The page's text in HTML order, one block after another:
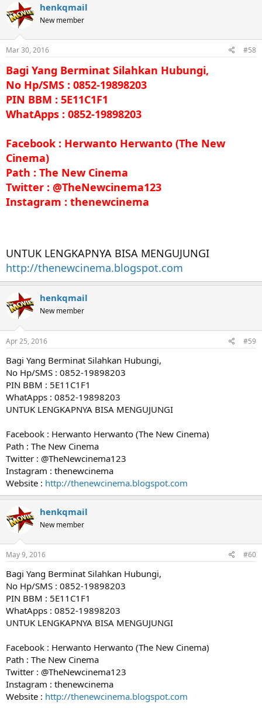
henkqmail
New member
Mar 30, 2016 #58
Bagi Yang Berminat Silahkan Hubungi,
No Hp/SMS : 0852-19898203
PIN BBM : 5E11C1F1
WhatApps : 0852-19898203
Facebook : Herwanto Herwanto (The New
Cinema)
Path : The New Cinema
Twitter : @TheNewcinema123
Instagram : thenewcinema
UNTUK LENGKAPNYA BISA MENGUJUNGI
http://thenewcinema.blogspot.com
henkqmail
New member
Apr 25, 2016 #59
Bagi Yang Berminat Silahkan Hubungi,
No Hp/SMS : 0852-19898203
PIN BBM : 5E11C1F1
WhatApps : 0852-19898203
UNTUK LENGKAPNYA BISA MENGUJUNGI
Facebook : Herwanto Herwanto (The New Cinema)
Path : The New Cinema
Twitter : @TheNewcinema123
Instagram : thenewcinema
Website : http://thenewcinema.blogspot.com
henkqmail
New member
May 9, 2016 #60
Bagi Yang Berminat Silahkan Hubungi,
No Hp/SMS : 0852-19898203
PIN BBM : 5E11C1F1
WhatApps : 0852-19898203
UNTUK LENGKAPNYA BISA MENGUJUNGI
Facebook : Herwanto Herwanto (The New Cinema)
Path : The New Cinema
Twitter : @TheNewcinema123
Instagram : thenewcinema
Website : http://thenewcinema.blogspot.com